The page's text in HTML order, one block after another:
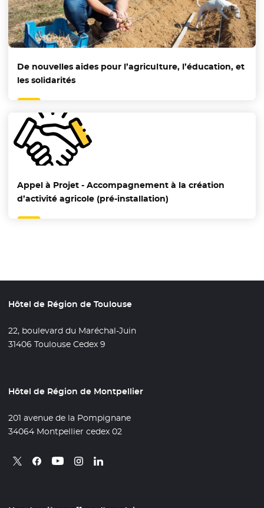
De nouvelles aides pour l’agriculture, l’éducation, et
les solidarités
Appel à Projet - Accompagnement à la création
d’activité agricole (pré-installation)
Hôtel de Région de Toulouse
22, boulevard du Maréchal-Juin
31406 Toulouse Cedex 9
Hôtel de Région de Montpellier
201 avenue de la Pompignane
34064 Montpellier cedex 02
Retrouvez nous sur X
- Nouvelle fenêtre
Retrouvez nous sur Facebook
- Nouvelle fenêtre
Retrouvez nous sur Youtube
- Nouvelle fenêtre
Retrouvez nous sur Instagram
- Nouvelle fenêtre
Retrouvez nous sur Linkedin
- Nouvelle fenêtre